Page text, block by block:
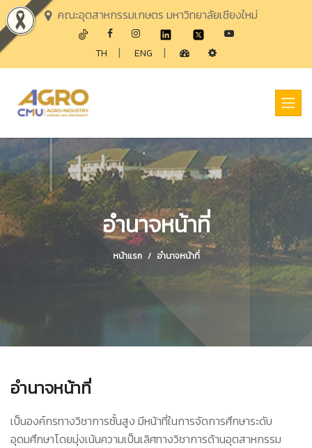
คณะอุตสาหกรรมเกษตร มหาวิทยาลัยเชียงใหม่
TH | ENG |
อำนาจหน้าที่
หน้าแรก อำนาจหน้าที่
อำนาจหน้าที่
เป็นองค์กรทางวิชาการชั้นสูง มีหน้าที่ในการจัดการศึกษาระดับ
อุดมศึกษาโดยมุ่งเน้นความเป็นเลิศทางวิชาการด้านอุตสาหกรรม